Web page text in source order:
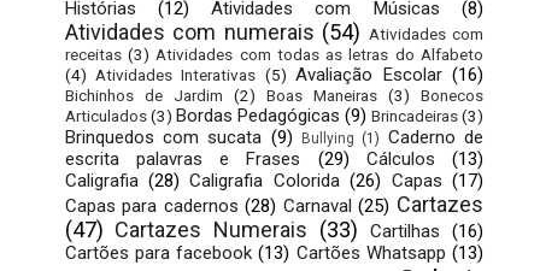
Histórias
(12) Atividades com Músicas (8)
Atividades com numerais (54) Atividades com
receitas (3) Atividades com todas as letras do Alfabeto
(4) Atividades Interativas (5) Avaliação Escolar (16)
Bichinhos de Jardim (2) Boas Maneiras (3)
Bonecos
Articulados (3) Bordas Pedagógicas (9) Brincadeiras(3)
Brinquedos com sucata (9) Bullying (1) Caderno de
escrita palavras e Frases
(29) Cálculos
(13)
Caligrafia (28) Caligrafia Colorida (26) Capas (17)
Capas para cadernos (28) Carnaval (25) Cartazes
(47) Cartazes Numerais (33) Cartilhas
(16)
Cartões para facebook (13) Cartões Whatsapp (13)